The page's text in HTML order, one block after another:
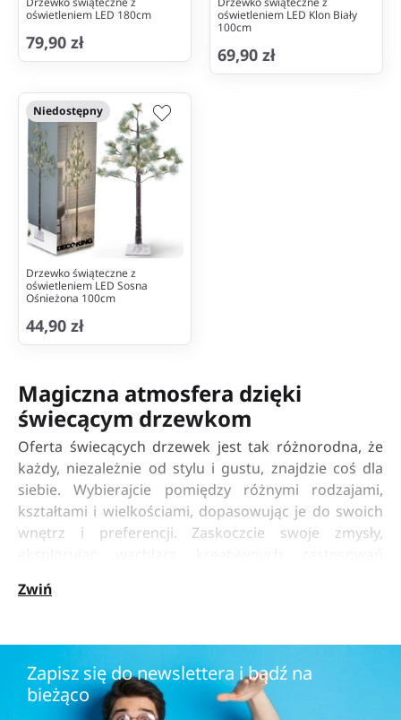
oświetleniem LED 180cm
79,90 zł
oświetleniem LED Klon Biały
100cm
69,90 zł
Niedostępny
Drzewko świąteczne z
oświetleniem LED Sosna
Ośnieżona 100cm
44,90 zł
Magiczna atmosfera dzięki
świecącym drzewkom
Oferta świecących drzewek jest tak różnorodna, że
każdy, niezależnie od stylu i gustu, znajdzie coś dla
siebie. Wybierajcie pomiędzy różnymi rodzajami,
kształtami i wielkościami, dopasowując je do swoich
wnętrz i preferencji. Zaskoczcie swoje zmysły,
jadalnianej kompozycji, nadając przytulną atmosferę
sypialni lub przyciągać wzrok w salonie. Drzewka
świecące do domu są niezwykłe, tworzą
niepowtarzalną atmosferę i sprawiają, że dom staje
się miejscem pełnym magii.
Zwiń
Zapisz się do newslettera i bądź na
bieżąco